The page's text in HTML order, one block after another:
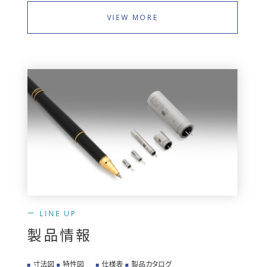
VIEW MORE
LINE UP
製品情報
寸法図 特性図 仕様表 製品カタログ